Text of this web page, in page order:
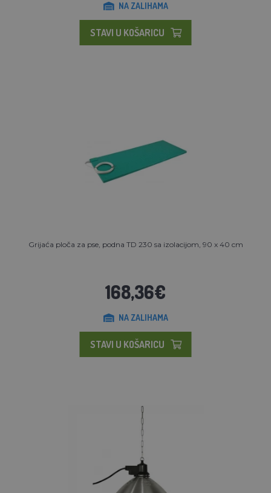
NA ZALIHAMA
STAVI U KOŠARICU
Grijaća ploča za pse, podna TD 230 sa izolacijom, 90 x 40 cm
168,36€
NA ZALIHAMA
STAVI U KOŠARICU